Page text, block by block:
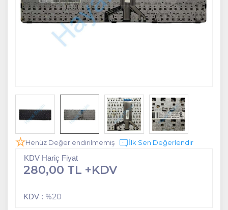
Henüz Değerlendirilmemiş İlk Sen Değerlendir
KDV Hariç Fiyat
280,00 TL +KDV
KDV : %20